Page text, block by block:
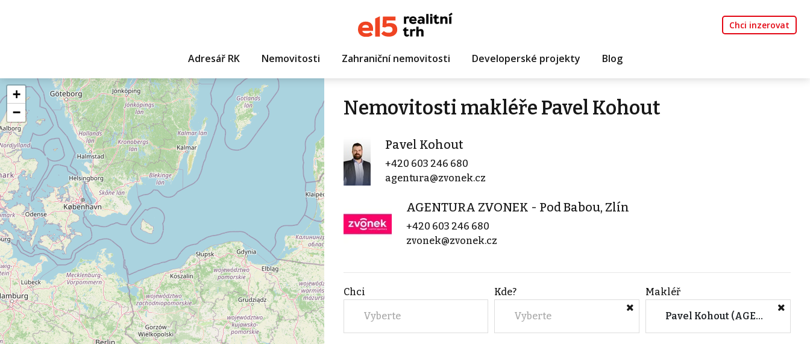
Chci inzerovat
Adresář RK Nemovitosti Zahraniční nemovitosti Developerské projekty Blog
+
−
Nemovitosti makléře Pavel Kohout
Pavel Kohout
+420 603 246 680
agentura@zvonek.cz
AGENTURA ZVONEK - Pod Babou, Zlín
+420 603 246 680
zvonek@zvonek.cz
Chci
Vyberte
Kde?
Vyberte
Makléř
Pavel Kohout (AGENTURA ZVONEK - Pod Babou, Zlín)